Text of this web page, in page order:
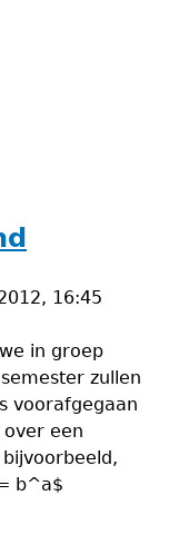
16:45
in groep
zullen
voorafgegaan
een
b^a$